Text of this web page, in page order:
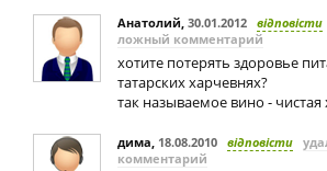
Анатолий, 30.01.2012 відповісти
ложный комментарий
хотите потерять здоровье
татарских харчевнях?
так называемое вино -
дима, 18.08.2010 відповісти
комментарий